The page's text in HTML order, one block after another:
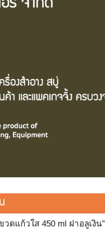
ดแก้วใส 450 ml ฝาอลูเงิน”